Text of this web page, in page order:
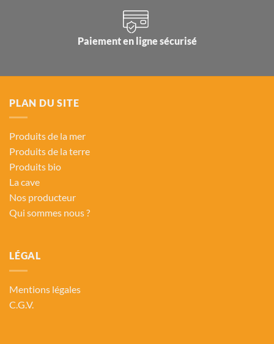
Paiement en ligne sécurisé
PLAN DU SITE
Produits de la mer
Produits de la terre
Produits bio
La cave
Nos producteur
Qui sommes nous ?
LÉGAL
Mentions légales
C.G.V.